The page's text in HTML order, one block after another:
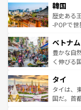
ワイを、存分に味
はコンテ
いる。ア
ビング、
い。オー
参照して
ン）、静
と山間の
驚きをも
容にもい
照してほ
韓国
歴史ある
-POPで世
き、地方
できる。
まで、さ
リティに
覧を参照
ベトナム
豊かな自
く伸びる
急速な発
ーチミン
醸し出し
タイ
タイは、
国だ。首